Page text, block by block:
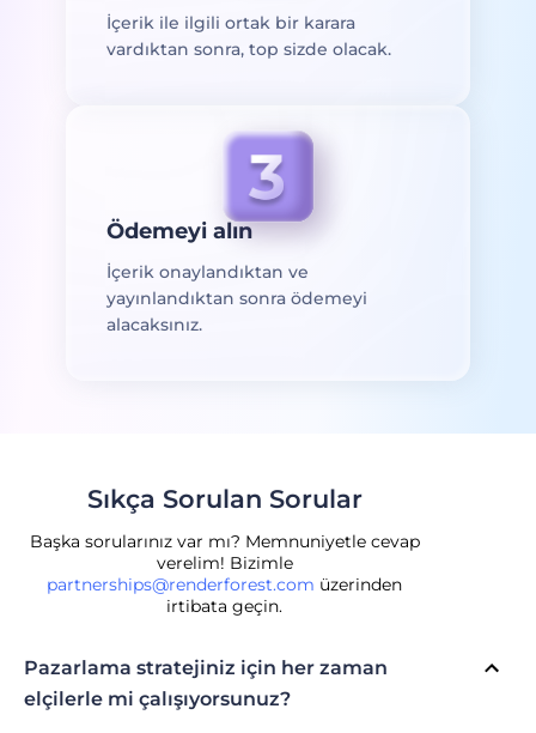
İçerik ile ilgili ortak bir karara
vardıktan sonra, top sizde olacak.
Ödemeyi alın
İçerik onaylandıktan ve
yayınlandıktan sonra ödemeyi
alacaksınız.
Sıkça Sorulan Sorular
Başka sorularınız var mı? Memnuniyetle cevap
verelim! Bizimle
partnerships@renderforest.com üzerinden
irtibata geçin.
Pazarlama stratejiniz için her zaman
elçilerle mi çalışıyorsunuz?